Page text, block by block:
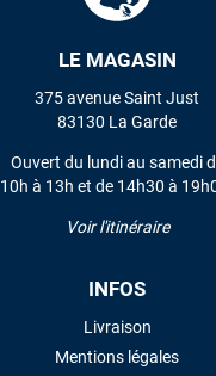
LE MAGASIN
375 avenue Saint Just
83130 La Garde
Ouvert du lundi au samedi
10h à 13h et de 14h30 à
Voir l'itinéraire
INFOS
Livraison
Mentions légales